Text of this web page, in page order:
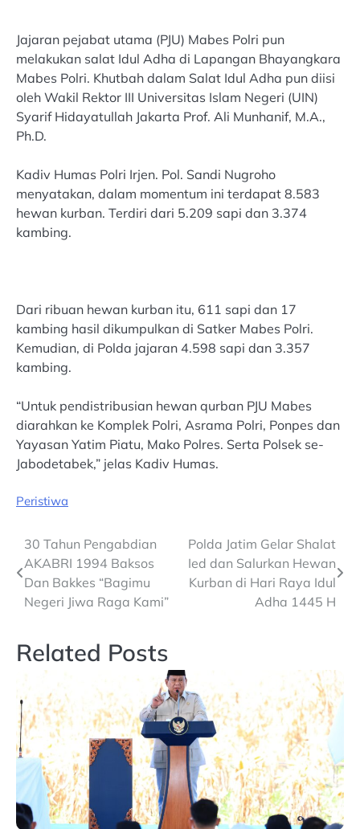
Jajaran pejabat utama (PJU) Mabes Polri pun
melakukan salat Idul Adha di Lapangan Bhayangkara
Mabes Polri. Khutbah dalam Salat Idul Adha pun diisi
oleh Wakil Rektor III Universitas Islam Negeri (UIN)
Syarif Hidayatullah Jakarta Prof. Ali Munhanif, M.A.,
Ph.D.
Kadiv Humas Polri Irjen. Pol. Sandi Nugroho
menyatakan, dalam momentum ini terdapat 8.583
hewan kurban. Terdiri dari 5.209 sapi dan 3.374
kambing.
Dari ribuan hewan kurban itu, 611 sapi dan 17
kambing hasil dikumpulkan di Satker Mabes Polri.
Kemudian, di Polda jajaran 4.598 sapi dan 3.357
kambing.
“Untuk pendistribusian hewan qurban PJU Mabes
diarahkan ke Komplek Polri, Asrama Polri, Ponpes dan
Yayasan Yatim Piatu, Mako Polres. Serta Polsek se-
Jabodetabek,” jelas Kadiv Humas.
Peristiwa
Post
navigation
30 Tahun Pengabdian
AKABRI 1994 Baksos
Dan Bakkes “Bagimu
Negeri Jiwa Raga Kami”
Polda Jatim Gelar Shalat
Ied dan Salurkan Hewan
Kurban di Hari Raya Idul
Adha 1445 H
Related Posts